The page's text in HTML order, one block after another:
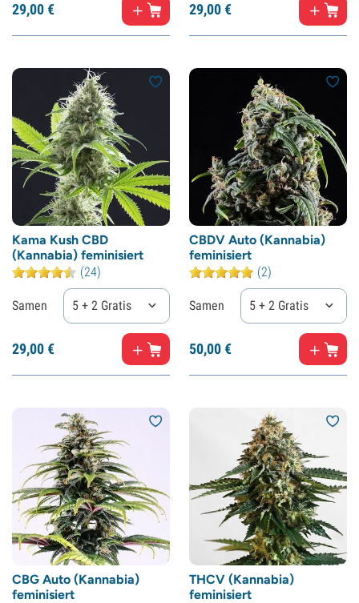
29,00€ 29,00€
Kama Kush CBD
(Kannabia) feminisiert
(24)
Samen 5 + 2 Gratis
29,00€
CBDV Auto (Kannabia)
feminisiert
(2)
Samen 5 + 2 Gratis
50,00€
CBG Auto (Kannabia)
feminisiert
THCV (Kannabia)
feminisiert